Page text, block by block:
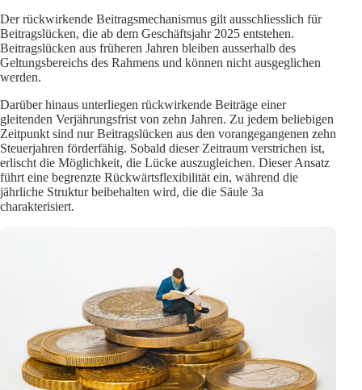
Der rückwirkende Beitragsmechanismus gilt ausschliesslich für
Beitragslücken, die ab dem Geschäftsjahr 2025 entstehen.
Beitragslücken aus früheren Jahren bleiben ausserhalb des
Geltungsbereichs des Rahmens und können nicht ausgeglichen
werden.
Darüber hinaus unterliegen rückwirkende Beiträge einer
gleitenden Verjährungsfrist von zehn Jahren. Zu jedem beliebigen
Zeitpunkt sind nur Beitragslücken aus den vorangegangenen zehn
Steuerjahren förderfähig. Sobald dieser Zeitraum verstrichen ist,
erlischt die Möglichkeit, die Lücke auszugleichen. Dieser Ansatz
führt eine begrenzte Rückwärtsflexibilität ein, während die
jährliche Struktur beibehalten wird, die die Säule 3a
charakterisiert.